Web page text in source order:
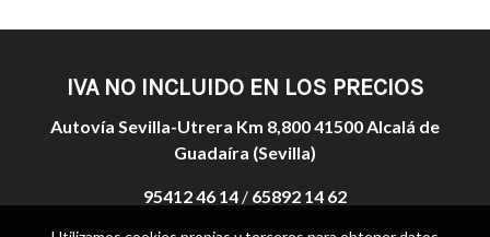
IVA NO INCLUIDO EN LOS PRECIOS
Autovía Sevilla-Utrera Km 8,800 41500 Alcalá de
Guadaíra (Sevilla)
95412 46 14 / 65892 14 62